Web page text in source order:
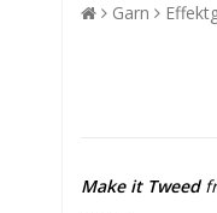
Garn
Make it Tweed